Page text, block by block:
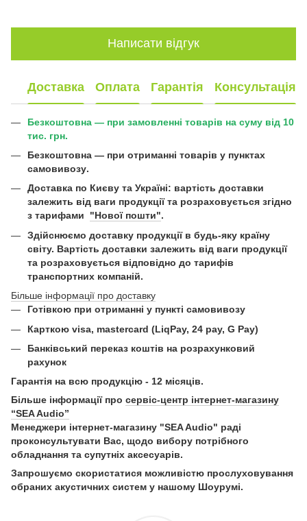
Написати відгук
Доставка Оплата Гарантія Консультація
Безкоштовна — при замовленні товарів на суму від 10
тис. грн.
Безкоштовна — при отриманні товарів у пунктах
самовивозу.
Доставка по Києву та Україні: вартість доставки
залежить від ваги продукції та розраховується згідно
з тарифами "Нової пошти".
Здійснюємо доставку продукції в будь-яку країну
світу. Вартість доставки залежить від ваги продукції
та розраховується відповідно до тарифів
транспортних компаній.
Більше інформації про доставку
Готівкою при отриманні у пункті самовивозу
Карткою visa, mastercard (LiqPay, 24 pay, G Pay)
Банківський переказ коштів на розрахунковий
рахунок
Гарантія на всю продукцію - 12 місяців.
Більше інформації про сервіс-центр інтернет-магазину
“SEA Audio”
Менеджери інтернет-магазину "SEA Audio" раді
проконсультувати Вас, щодо вибору потрібного
обладнання та супутніх аксесуарів.
Запрошуємо скористатися можливістю прослуховування
обраних акустичних систем у нашому Шоурумі.